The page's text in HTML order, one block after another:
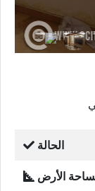
الحالة
الأرض